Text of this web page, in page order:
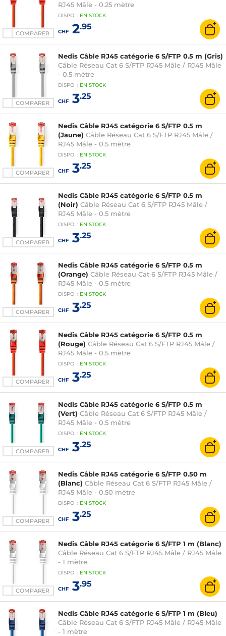
COMPARER
RJ45 Mâle - 0.25 mètre
DISPO : EN STOCK
CHF2.95
COMPARER
Nedis Câble RJ45 catégorie 6 S/FTP 0.5 m (Gris)
Câble Réseau Cat 6 S/FTP RJ45 Mâle / RJ45 Mâle
- 0.5 mètre
DISPO : EN STOCK
CHF3.25
COMPARER
Nedis Câble RJ45 catégorie 6 S/FTP 0.5 m
(Jaune) Câble Réseau Cat 6 S/FTP RJ45 Mâle /
RJ45 Mâle - 0.5 mètre
DISPO : EN STOCK
CHF3.25
COMPARER
Nedis Câble RJ45 catégorie 6 S/FTP 0.5 m
(Noir) Câble Réseau Cat 6 S/FTP RJ45 Mâle /
RJ45 Mâle - 0.5 mètre
DISPO : EN STOCK
CHF3.25
COMPARER
Nedis Câble RJ45 catégorie 6 S/FTP 0.5 m
(Orange) Câble Réseau Cat 6 S/FTP RJ45 Mâle /
RJ45 Mâle - 0.5 mètre
DISPO : EN STOCK
CHF3.25
COMPARER
Nedis Câble RJ45 catégorie 6 S/FTP 0.5 m
(Rouge) Câble Réseau Cat 6 S/FTP RJ45 Mâle /
RJ45 Mâle - 0.5 mètre
DISPO : EN STOCK
CHF3.25
COMPARER
Nedis Câble RJ45 catégorie 6 S/FTP 0.5 m
(Vert) Câble Réseau Cat 6 S/FTP RJ45 Mâle /
RJ45 Mâle - 0.5 mètre
DISPO : EN STOCK
CHF3.25
COMPARER
Nedis Câble RJ45 catégorie 6 S/FTP 0.50 m
(Blanc) Câble Réseau Cat 6 S/FTP RJ45 Mâle /
RJ45 Mâle - 0.50 mètre
DISPO : EN STOCK
CHF3.25
COMPARER
Nedis Câble RJ45 catégorie 6 S/FTP 1 m (Blanc)
Câble Réseau Cat 6 S/FTP RJ45 Mâle / RJ45 Mâle
- 1 mètre
DISPO : EN STOCK
CHF3.95
Nedis Câble RJ45 catégorie 6 S/FTP 1 m (Bleu)
Câble Réseau Cat 6 S/FTP RJ45 Mâle / RJ45 Mâle
- 1 mètre